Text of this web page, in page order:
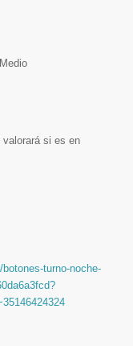
si es en
turno-noche-